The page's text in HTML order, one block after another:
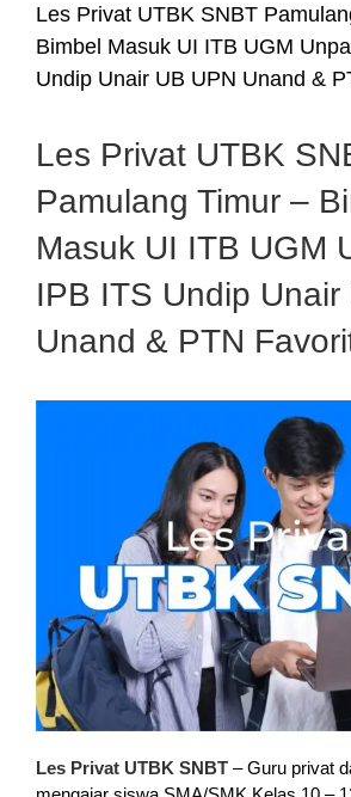
Les Privat UTBK SNBT
Bimbel Masuk UI ITB UGM
Undip Unair UB UPN Unand &
Les Privat UTBK
Pamulang Timur –
Masuk UI ITB UGM
IPB ITS Undip Unair
Unand & PTN
Les Privat UTBK SNBT– Guru privat